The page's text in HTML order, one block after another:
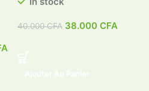
40.000CFA 38.000 CFA